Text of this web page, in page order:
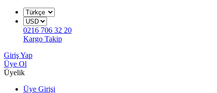
0216 706 32 20
Kargo Takip
Giriş Yap
Üye Ol
Üyelik
Üye Girişi